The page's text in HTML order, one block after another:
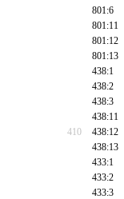
801:6
801:11
801:12
801:13
438:1
438:2
438:3
438:11
410
438:12
438:13
433:1
433:2
433:3